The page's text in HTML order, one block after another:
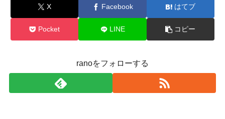
X Facebook はてブ
Pocket LINE コピー
ranoをフォローする